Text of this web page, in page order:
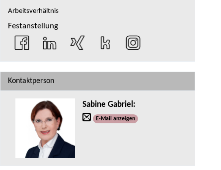
Arbeitsverhältnis
Festanstellung
Kontaktperson
Sabine Gabriel :
E-Mail anzeigen